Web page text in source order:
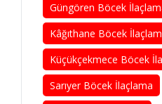
Güngören Böcek
Kâğıthane Böcek
Küçükçekmece Böcek
Sarıyer Böcek İlaçlama